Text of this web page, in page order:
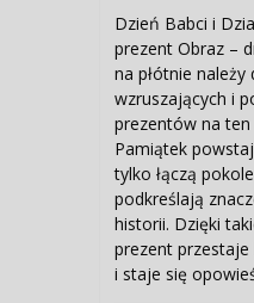
Dzień Babci i
prezent Obraz –
na płótnie
wzruszających i
prezentów na
Pamiątek
tylko łączą
podkreślają
historii. Dzięki
prezent przestaje
i staje się